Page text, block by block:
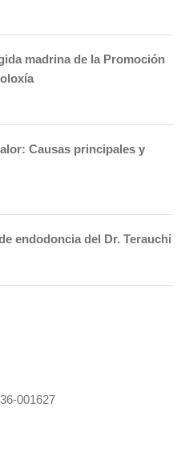
madrina de la Promoción
Causas principales y
endodoncia del Dr. Terauchi
001627